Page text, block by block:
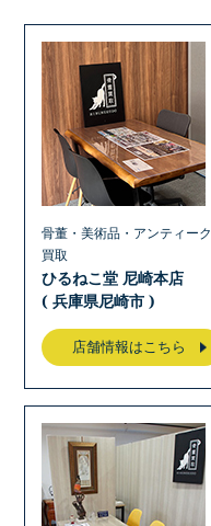
骨董・美術品・アンティーク
買取
ひるねこ堂 尼崎本店
( 兵庫県尼崎市 )
店舗情報はこちら